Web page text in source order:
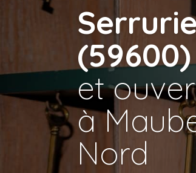
(59600)
et
à
Nord